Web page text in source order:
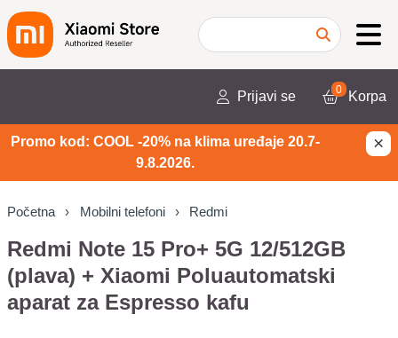
Prijavi se 0 Korpa
Promo kod: COOL -20% na klima uređaje 20.7-
9.8.2026.
×
Početna Mobilni telefoni Redmi
Redmi Note 15 Pro+ 5G 12/512GB
(plava) + Xiaomi Poluautomatski
aparat za Espresso kafu